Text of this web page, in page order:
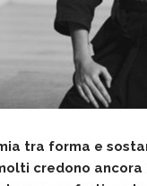
tra forma e
credono ancora